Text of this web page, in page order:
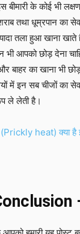
के कोई भी
तथा धूम्रपान का
तला हुआ खाना खाते
आपको छोड़ देना
बाहर का खाना भी
में इन सब चीजों का
ले लेती है।
(Prickly heat) क्या है